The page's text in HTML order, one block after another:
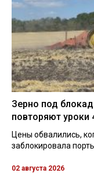
Зерно под
повторяют уроки
Цены обвалились,
заблокировала
02 августа 2026